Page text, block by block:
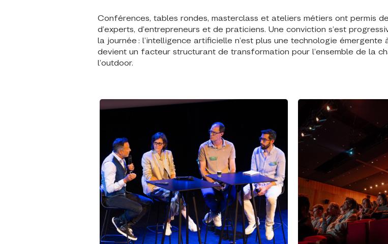
Conférences, tables rondes, masterclass et ateliers métiers ont permis
d’experts, d’entrepreneurs et de praticiens. Une conviction s’est
la journée : l’intelligence artificielle n’est plus une technologie émergente
devient un facteur structurant de transformation pour l’ensemble de la
l’outdoor.